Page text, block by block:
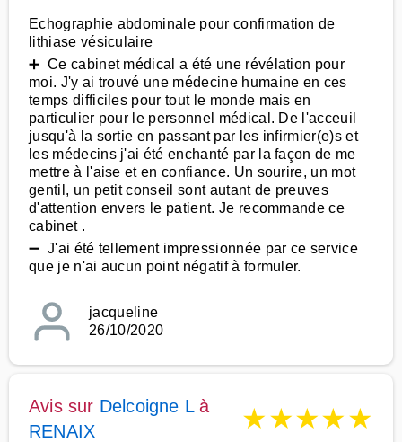
Echographie abdominale pour confirmation de
lithiase vésiculaire
➕ Ce cabinet médical a été une révélation pour
moi. J'y ai trouvé une médecine humaine en ces
temps difficiles pour tout le monde mais en
particulier pour le personnel médical. De l'acceuil
jusqu'à la sortie en passant par les infirmier(e)s et
les médecins j'ai été enchanté par la façon de me
mettre à l'aise et en confiance. Un sourire, un mot
gentil, un petit conseil sont autant de preuves
d'attention envers le patient. Je recommande ce
cabinet .
➖ J'ai été tellement impressionnée par ce service
que je n'ai aucun point négatif à formuler.
jacqueline
26/10/2020
Avis sur Delcoigne Là
RENAIX
★★★★★